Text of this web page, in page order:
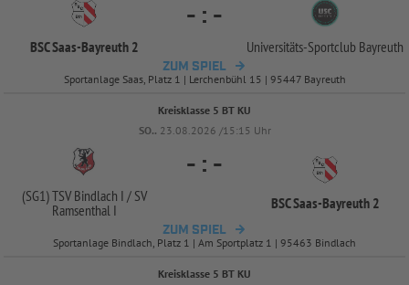
BSC Saas-Bayreuth 2
- : -
Universitäts-Sportclub Bayreuth
ZUM SPIEL
Sportanlage Saas, Platz 1 | Lerchenbühl 15 | 95447 Bayreuth
Kreisklasse 5 BT KU
SO.. 23.08.2026 /15:15 Uhr
(SG1) TSV Bindlach I /SV
Ramsenthal I
- : -
BSC Saas-Bayreuth 2
ZUM SPIEL
Sportanlage Bindlach, Platz 1 | Am Sportplatz 1 | 95463 Bindlach
Kreisklasse 5 BT KU